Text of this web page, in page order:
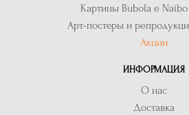
Картины Bubola e Naibo
Арт-постеры и
Акции
ИНФОРМАЦИЯ
О нас
Доставка